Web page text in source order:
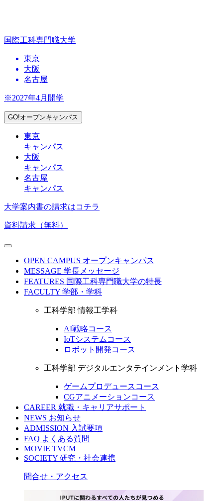
国際工科専門職大学
東京
大阪
名古屋
※2027年4月開学
GO!オープンキャンパス
東京
キャンパス
大阪
キャンパス
名古屋
キャンパス
大学案内書の請求はコチラ
資料請求（無料）
OPEN CAMPUS オープンキャンパス
MESSAGE 学長メッセージ
FEATURES 国際工科専門職大学の特長
FACULTY 学部・学科
工科学部 情報工学科
AI戦略コース
IoTシステムコース
ロボット開発コース
工科学部 デジタルエンタテインメント学科
ゲームプロデュースコース
CGアニメーションコース
CAREER 就職・キャリアサポート
NEWS お知らせ
ADMISSION 入試要項
FAQ よくある質問
MOVIE TVCM
SOCIETY 研究・社会連携
問合せ・アクセス